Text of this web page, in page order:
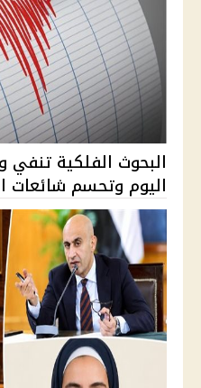
البحوث الفلكية
اليوم وتحسم شائعات